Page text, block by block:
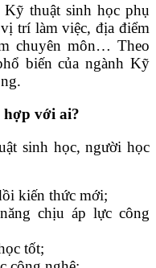
thuật sinh học phụ
trí làm việc, địa điểm
chuyên môn… Theo
biến của ngành Kỹ
với ai?
sinh học, người học
kiến thức mới;
chịu áp lực công
tốt;